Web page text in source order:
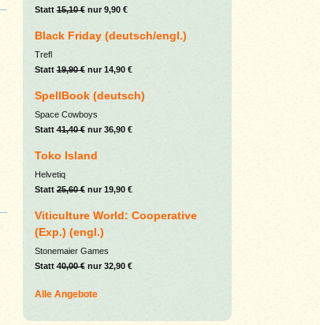
Statt15,10 €nur 9,90 €
Black Friday (deutsch/engl.)
Trefl
Statt19,90 €nur 14,90 €
SpellBook (deutsch)
Space Cowboys
Statt41,40 €nur 36,90 €
Toko Island
Helvetiq
Statt25,60 €nur 19,90 €
Viticulture World: Cooperative
(Exp.) (engl.)
Stonemaier Games
Statt40,00 €nur 32,90 €
Alle Angebote